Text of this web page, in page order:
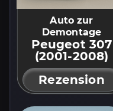
Auto zur
Demontage
Peugeot 307
(2001-2008)
Rezension